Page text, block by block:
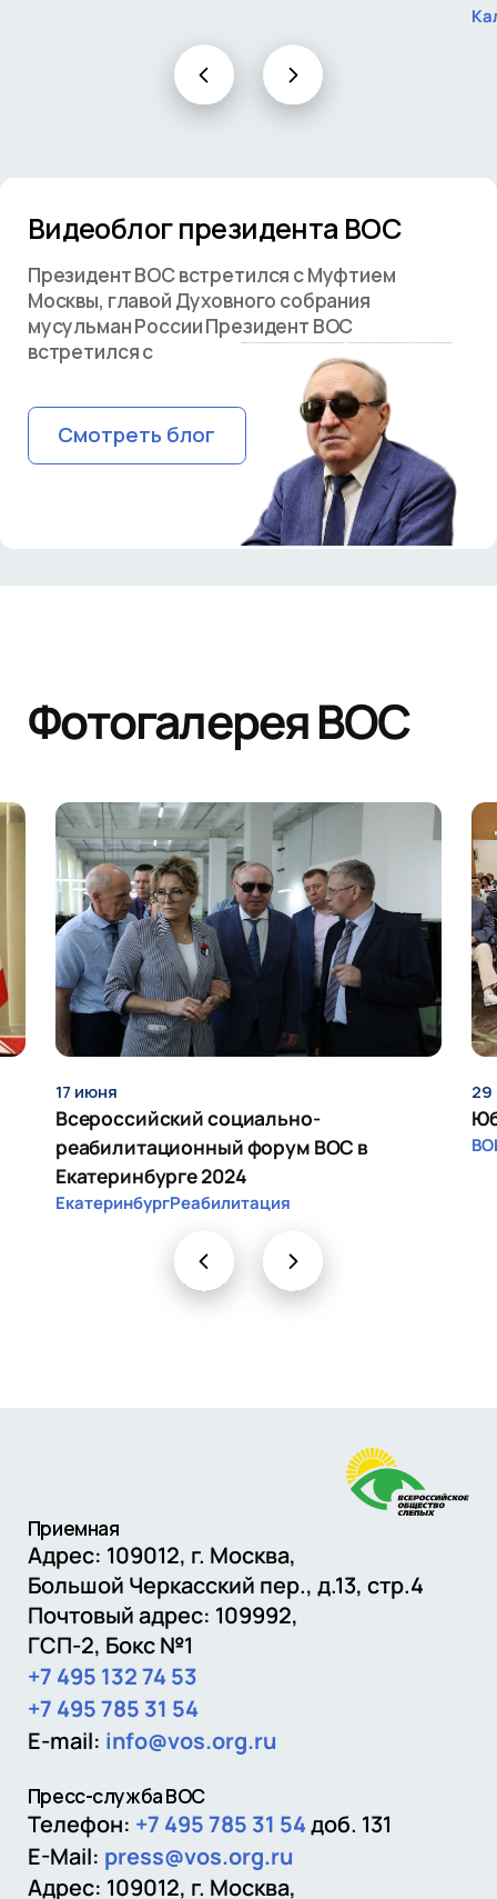
Видеоблог президента ВОС
Президент ВОС встретился с Муфтием
Москвы, главой Духовного собрания
мусульман России Президент ВОС
встретился с
Смотреть блог
Фотогалерея ВОС
17 июня
Всероссийский социально-
реабилитационный форум ВОС в
Екатеринбурге 2024
ЕкатеринбургРеабилитация
29
Приемная
Адрес: 109012, г. Москва,
Большой Черкасский пер., д.13, стр.4
Почтовый адрес: 109992,
ГСП-2, Бокс №1
+7 495 132 74 53
+7 495 785 31 54
E-mail: info@vos.org.ru
Пресс-служба ВОС
Телефон: +7 495 785 31 54доб. 131
E-Mail: press@vos.org.ru
Адрес: 109012, г. Москва,